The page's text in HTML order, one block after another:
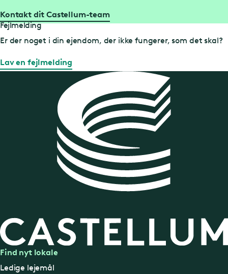
Kontakt dit Castellum-team
Fejlmelding
Er der noget i din ejendom, der ikke fungerer, som det skal?
Lav en fejlmelding
Find nyt lokale
Ledige lejemål